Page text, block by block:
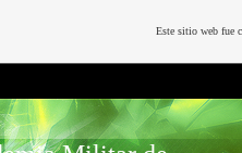
Este sitio web fue